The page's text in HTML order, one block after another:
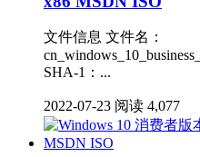
文件信息 文件名：
SHA-1：...
2022-07-23 阅读 4,077